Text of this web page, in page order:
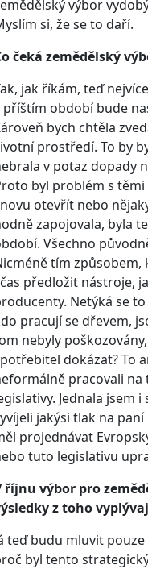
výbor
si, že se to daří.
čeká zemědělský
jak říkám, teď
příštím období bude
bych chtěla
prostředí. To by
v potaz dopady
byl problém s
otevřít nebo
zapojovala, byla
Všechno
tím způsobem,
předložit nástroje,
Netýká se
pracují se dřevem,
nebyly
dokázat? To
pracovali na
Jednala jsem
jakýsi tlak na
projednávat
tuto legislativu
říjnu výbor pro
z toho
teď budu mluvit
byl tento